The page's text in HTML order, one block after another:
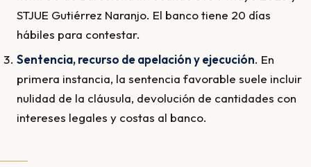
STJUE Gutiérrez Naranjo. El banco tiene 20 días
hábiles para contestar.
Sentencia, recurso de apelación y ejecución. En
primera instancia, la sentencia favorable suele incluir
nulidad de la cláusula, devolución de cantidades con
intereses legales y costas al banco.